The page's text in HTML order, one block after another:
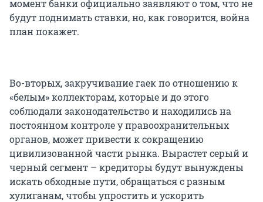
момент банки официально заявляют о том, что не
будут поднимать ставки, но, как говорится, война
план покажет.
Во-вторых, закручивание гаек по отношению к
«белым» коллекторам, которые и до этого
соблюдали законодательство и находились на
постоянном контроле у правоохранительных
органов, может привести к сокращению
цивилизованной части рынка. Вырастет серый и
черный сегмент – кредиторы будут вынуждены
искать обходные пути, обращаться с разным
хулиганам, чтобы упростить и ускорить